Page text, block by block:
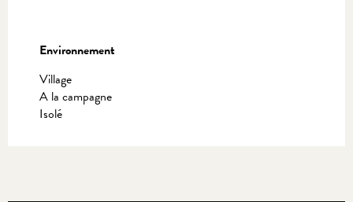
Environnement
Environnement
Village
A la campagne
Isolé